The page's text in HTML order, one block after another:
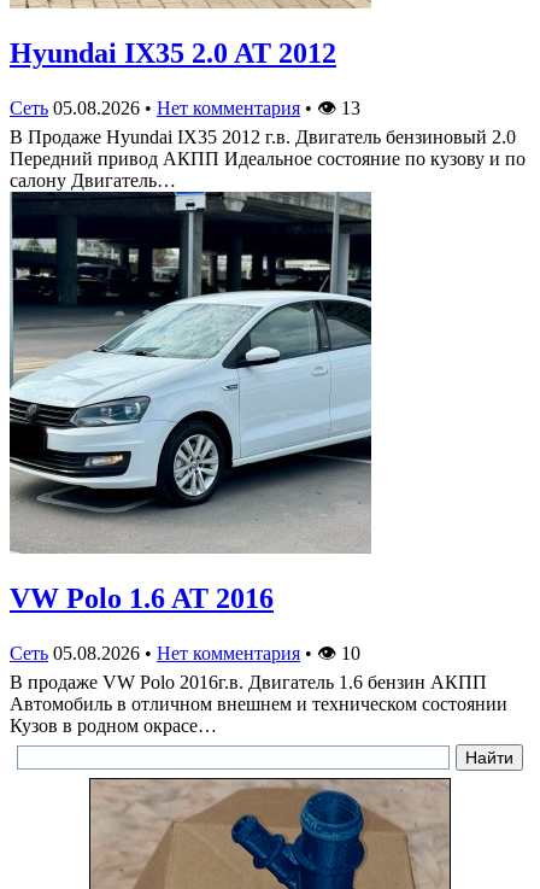
Hyundai IX35 2.0 AT 2012
Сеть 05.08.2026 • Нет комментария • 👁 13
В Продаже Hyundai IX35 2012 г.в. Двигатель бензиновый 2.0
Передний привод АКПП Идеальное состояние по кузову и по
салону Двигатель…
VW Polo 1.6 AT 2016
Сеть 05.08.2026 • Нет комментария • 👁 10
В продаже VW Polo 2016г.в. Двигатель 1.6 бензин АКПП
Автомобиль в отличном внешнем и техническом состоянии
Кузов в родном окрасе…